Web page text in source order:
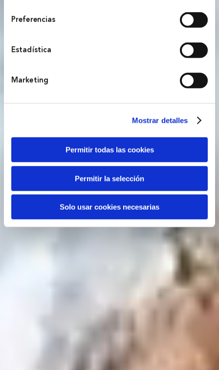
información que les haya proporcionado o que hayan
recopilado a partir del uso que haya hecho de sus
preferencias.
Preferencias
Estadística
Marketing
Mostrar detalles
Permitir todas las cookies
Permitir la selección
Solo usar cookies necesarias